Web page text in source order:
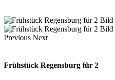
Previous Next
Frühstück Regensburg für 2